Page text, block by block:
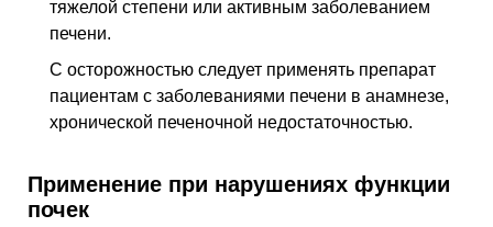
тяжелой степени или активным заболеванием
печени.
С осторожностью следует применять препарат
пациентам с заболеваниями печени в анамнезе,
хронической печеночной недостаточностью.
Применение при нарушениях функции
почек